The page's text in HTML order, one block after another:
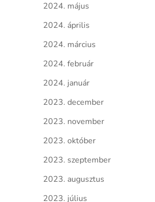
2024. május
2024. április
2024. március
2024. február
2024. január
2023. december
2023. november
2023. október
2023. szeptember
2023. augusztus
2023. július